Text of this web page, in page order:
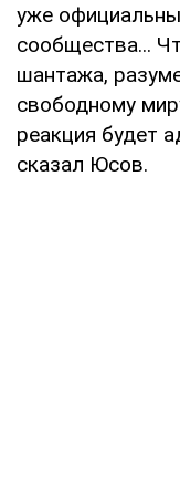
уже
сообщества...
шантажа,
свободному
реакция будет
сказал Юсов.